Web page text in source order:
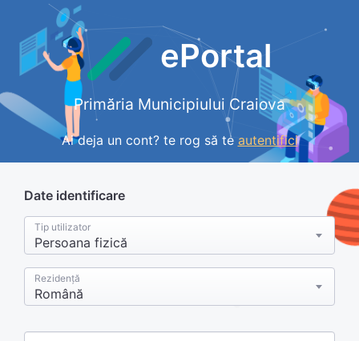
ePortal
Primăria Municipiului Craiova
Ai deja un cont? te rog să te autentifici
Date identificare
Persoana fizică
Tip utilizator
Română
Rezidență